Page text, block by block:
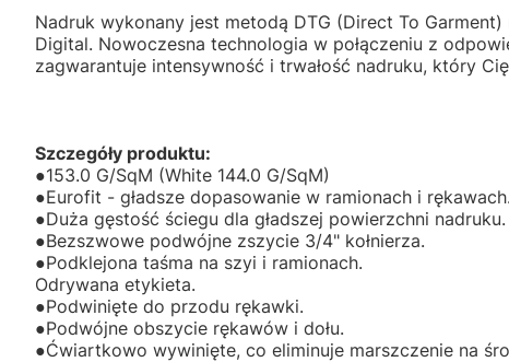
Nadruk wykonany jest metodą DTG (Direct To Garment)
Digital. Nowoczesna technologia w połączeniu z
zagwarantuje intensywność i trwałość
Szczegóły produktu:
●153.0 G/SqM (White 144.0 G/SqM)
●Eurofit - gładsze dopasowanie w ramionach i rękawach.
●Duża gęstość ściegu dla gładszej powierzchni nadruku.
●Bezszwowe podwójne zszycie 3/4" kołnierza.
●Podklejona taśma na szyi i ramionach.
Odrywana etykieta.
●Podwinięte do przodu rękawki.
●Podwójne obszycie rękawów i dołu.
●Ćwiartkowo wywinięte, co eliminuje marszczenie na